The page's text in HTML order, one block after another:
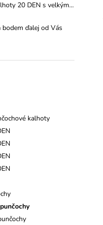
Dámské punčochové kalhoty 20 DEN s velkým klínem 140 cm – Veternica Max
5 hvězdiček.
ďalej od Vás
kalhoty